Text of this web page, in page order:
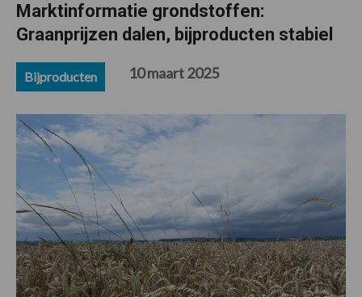
Marktinformatie grondstoffen:
Graanprijzen dalen, bijproducten stabiel
Bijproducten 10 maart 2025